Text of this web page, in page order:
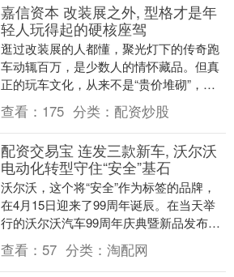
嘉信资本 改装展之外, 型格才是年
轻人玩得起的硬核座驾
逛过改装展的人都懂，聚光灯下的传奇跑
车动辄百万，是少数人的情怀藏品。但真
正的玩车文化，从来不是“贵价堆砌”，而
是人人都能参与的驾驶乐趣——是换挡时
的机械反馈、过....
查看： 175 分类： 配资炒股
配资交易宝 连发三款新车, 沃尔沃
电动化转型守住“安全”基石
沃尔沃，这个将“安全”作为标签的品牌，
在4月15日迎来了99周年诞辰。在当天举
行的沃尔沃汽车99周年庆典暨新品发布会
上，沃尔沃连发三款新车。 其中，全新纯
电旗舰....
查看： 57 分类： 淘配网